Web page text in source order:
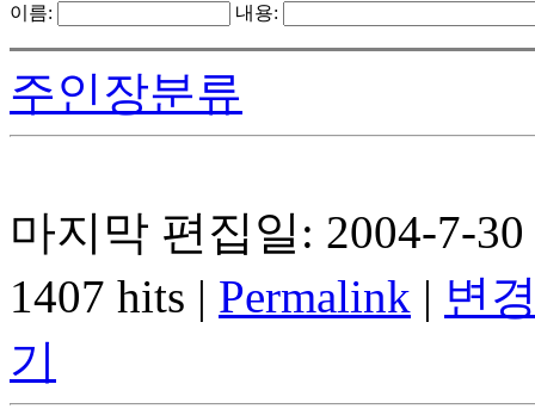
이름: 내용:
주인장분류
마지막 편집일: 2004-7-
1407 hits | Permalink | 변
기